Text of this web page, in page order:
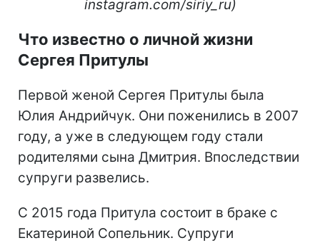
instagram.com/siriy_ru)
Что известно о личной жизни
Сергея Притулы
Первой женой Сергея Притулы была
Юлия Андрийчук. Они поженились в 2007
году, а уже в следующем году стали
родителями сына Дмитрия. Впоследствии
супруги развелись.
С 2015 года Притула состоит в браке с
Екатериной Сопельник. Супруги